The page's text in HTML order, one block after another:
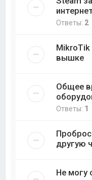
Ответы: 2
MikroTik
вышке
Общее
Ответы: 1
другую
Не могу